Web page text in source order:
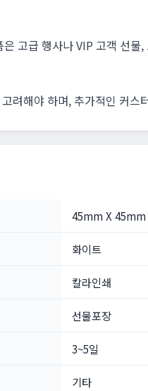
고급 행사나 VIP 고객 선
려해야 하며, 추가적인 커
45mm X
화이트
칼라인쇄
선물포장
3~5일
기타